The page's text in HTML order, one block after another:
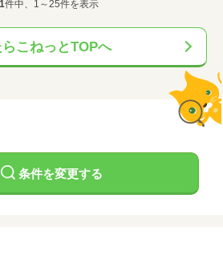
件中、1～25件を表示
こねっとTOPへ
条件を変更する